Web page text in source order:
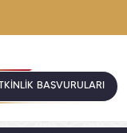
BAŞVURULARI